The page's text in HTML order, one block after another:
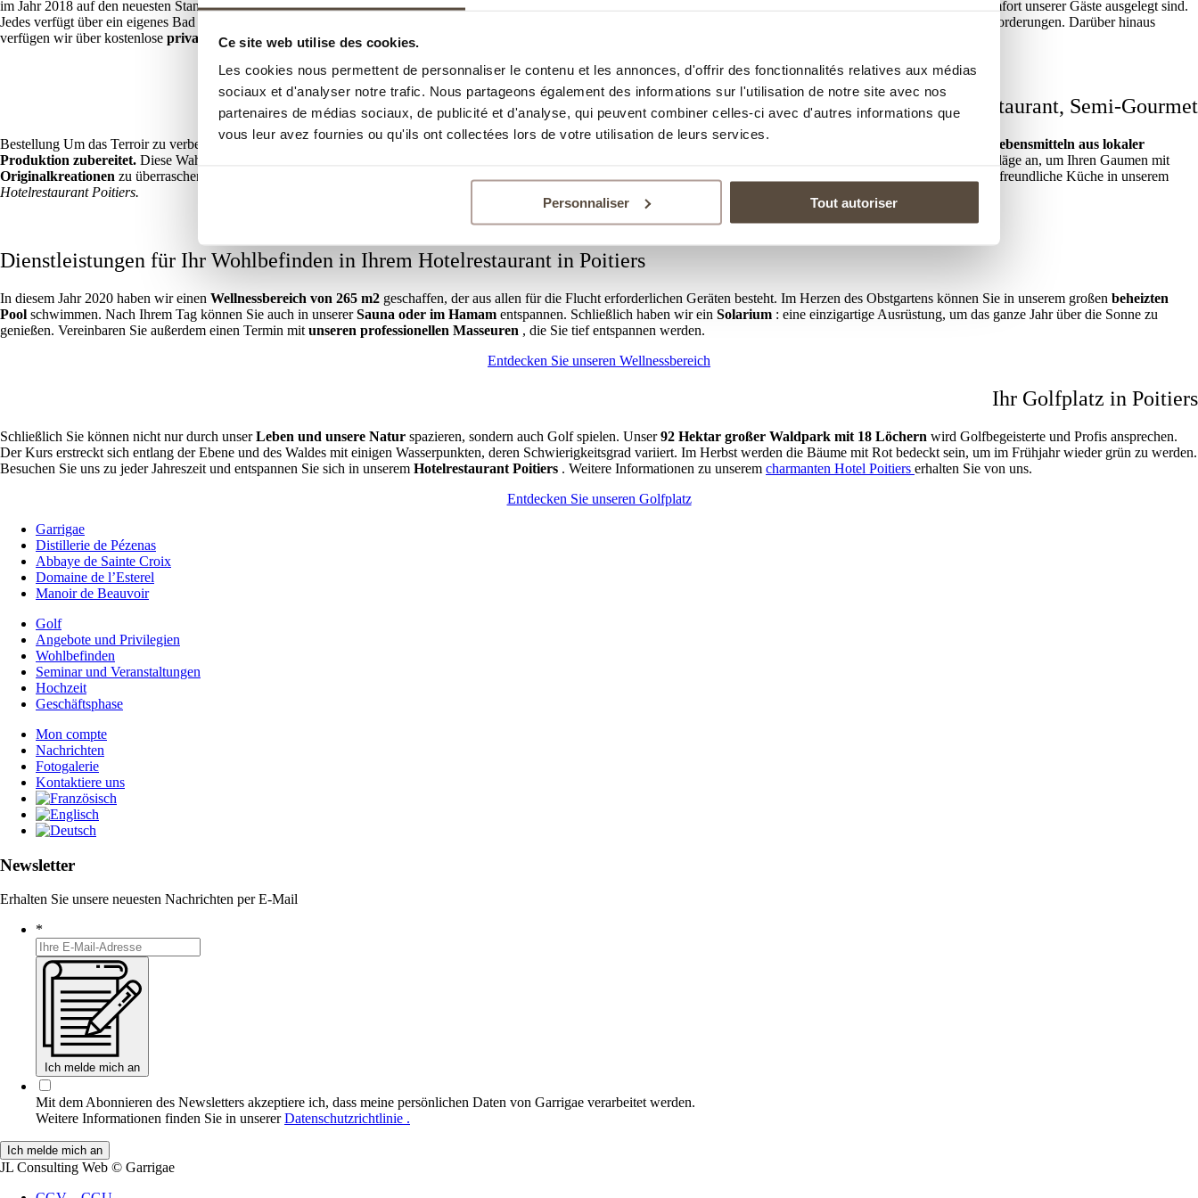
Ce site web utilise des cookies.
Les cookies nous permettent de personnaliser le contenu et les annonces, d'offrir des fonctionnalités relatives aux médias
sociaux et d'analyser notre trafic. Nous partageons également des informations sur l'utilisation de notre site avec nos
partenaires de médias sociaux, de publicité et d'analyse, qui peuvent combiner celles-ci avec d'autres informations que
vous leur avez fournies ou qu'ils ont collectées lors de votre utilisation de leurs services.
Personnaliser Tout autoriser
im Jahr 2018 auf den neuesten Stand gebracht. Entdecken Sie eine Welt der Ruhe inmitten eines Obstgartens. Verbringen Sie Zeit in unseren
, die ganz auf den Komfort unserer Gäste ausgelegt sind.
Jedes verfügt über ein eigenes Bad oder eine Dusche sowie viele andere Dienstleistungen, die Sie mit ihrer Qualität begeistern werden. Unser
erfüllt alle Ihre Anforderungen. Darüber hinaus
verfügen wir über kostenlose private Parkplätze im Freien, damit Sie Ihr Auto bequem arrangieren können.
Entdecken Sie unsere Zimmer
Le Cèdre Restaurant, Semi-Gourmet
Bestellung Um das Terroir zu verbessern, können Sie in unserem Restauranttraditionelle Küche mit vielen Aromenneu entdecken. Alle unsere Gerichte werden mit
frischen Lebensmitteln aus lokaler
Produktion zubereitet. Diese Wahl liegt darin, Ihnen den besten Geschmack zu bieten. Dank unseres
, passen wir unsere Vorschläge an, um Ihren Gaumen mit
Originalkreationen zu überraschen. Diese Karten werden von unserem Chef Sébastien Raimbault, großartigen französischen Köchen, vorgestellt. Es fördert authentische und freundliche Küche in unserem
Hotelrestaurant Poitiers.
Entdecken Sie das Restaurant
Dienstleistungen für Ihr Wohlbefinden in Ihrem Hotelrestaurant in Poitiers
In diesem Jahr 2020 haben wir einen Wellnessbereich von 265 m2 geschaffen, der aus allen für die Flucht erforderlichen Geräten besteht. Im Herzen des Obstgartens können Sie in unserem großen beheizten
Pool schwimmen. Nach Ihrem Tag können Sie auch in unsererSauna oder im Hamam entspannen. Schließlich haben wir ein Solarium : eine einzigartige Ausrüstung, um das ganze Jahr über die Sonne zu
genießen. Vereinbaren Sie außerdem einen Termin mit unseren professionellen Masseuren , die Sie tief entspannen werden.
Entdecken Sie unseren Wellnessbereich
Ihr Golfplatz in Poitiers
Schließlich Sie können nicht nur durch unserLeben und unsere Natur spazieren, sondern auch Golf spielen. Unser92 Hektar großer Waldpark mit 18 Löchern wird Golfbegeisterte und Profis ansprechen.
Der Kurs erstreckt sich entlang der Ebene und des Waldes mit einigen Wasserpunkten, deren Schwierigkeitsgrad variiert. Im Herbst werden die Bäume mit Rot bedeckt sein, um im Frühjahr wieder grün zu werden.
Besuchen Sie uns zu jeder Jahreszeit und entspannen Sie sich in unserem Hotelrestaurant Poitiers . Weitere Informationen zu unserem charmanten Hotel Poitiers erhalten Sie von uns.
Entdecken Sie unseren Golfplatz
Garrigae
Distillerie de Pézenas
Abbaye de Sainte Croix
Domaine de l’Esterel
Manoir de Beauvoir
Golf
Angebote und Privilegien
Wohlbefinden
Seminar und Veranstaltungen
Hochzeit
Geschäftsphase
Mon compte
Nachrichten
Fotogalerie
Kontaktiere uns
Newsletter
Erhalten Sie unsere neuesten Nachrichten per E-Mail
*
Ich melde mich an
Mit dem Abonnieren des Newsletters akzeptiere ich, dass meine persönlichen Daten von Garrigae verarbeitet werden.
Weitere Informationen finden Sie in unsererDatenschutzrichtlinie .
JL Consulting Web © Garrigae